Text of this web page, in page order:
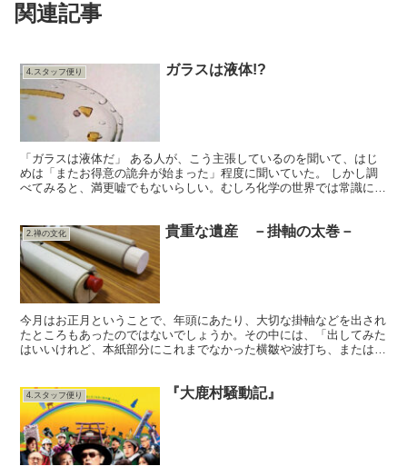
関連記事
4.スタッフ便り ガラスは液体!?
「ガラスは液体だ」 ある人が、こう主張しているのを聞いて、はじ
めは「またお得意の詭弁が始まった」程度に聞いていた。 しかし調
べてみると、満更嘘でもないらしい。むしろ化学の世界では常識に属
2.禅の文化 貴重な遺産 －掛軸の太巻－
今月はお正月ということで、年頭にあたり、大切な掛軸などを出され
たところもあったのではないでしょうか。その中には、「出してみた
はいいけれど、本紙部分にこれまでなかった横皺や波打ち、または折
4.スタッフ便り 『大鹿村騒動記』